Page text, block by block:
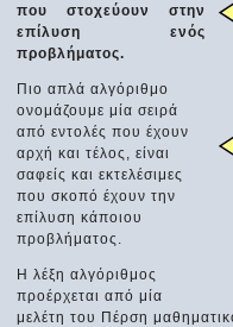
που στοχεύουν στην
επίλυση ενός
προβλήματος.
Πιο απλά αλγόριθμο
ονομάζουμε μία σειρά
από εντολές που έχουν
αρχή και τέλος, είναι
σαφείς και εκτελέσιμες
που σκοπό έχουν την
επίλυση κάποιου
προβλήματος.
Η λέξη αλγόριθμος
προέρχεται από μία
μελέτη του Πέρση